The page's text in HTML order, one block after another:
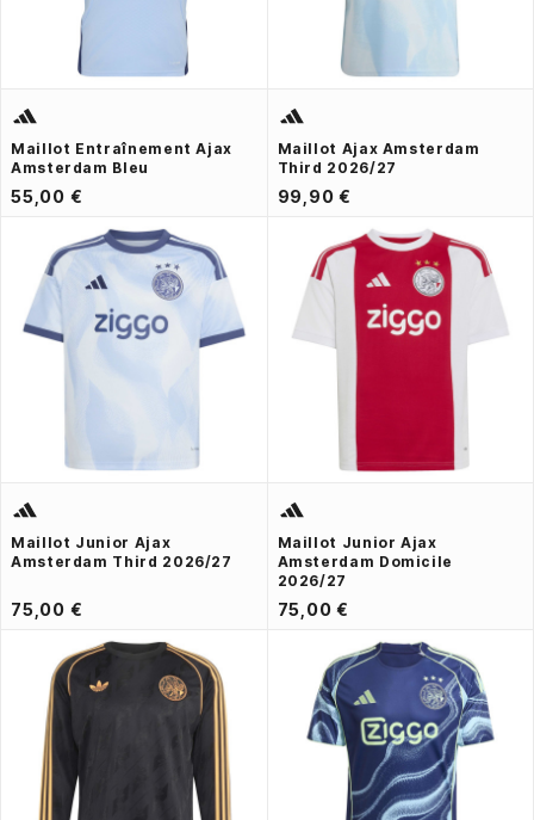
Maillot Entraînement Ajax
Amsterdam Bleu
55,00 €
Maillot Ajax Amsterdam
Third 2026/27
99,90 €
Maillot Junior Ajax
Amsterdam Third 2026/27
75,00 €
Maillot Junior Ajax
Amsterdam Domicile
2026/27
75,00 €